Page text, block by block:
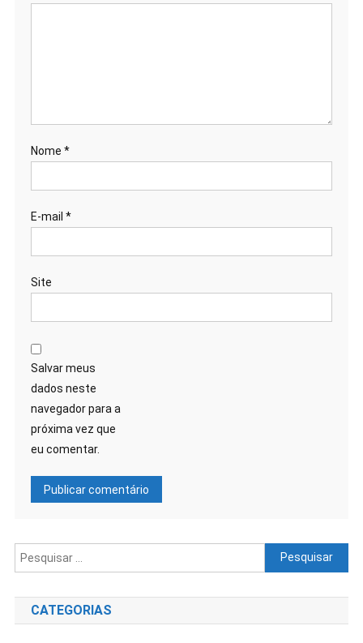
Nome *
E-mail *
Site
Salvar meus
dados neste
navegador para a
próxima vez que
eu comentar.
CATEGORIAS